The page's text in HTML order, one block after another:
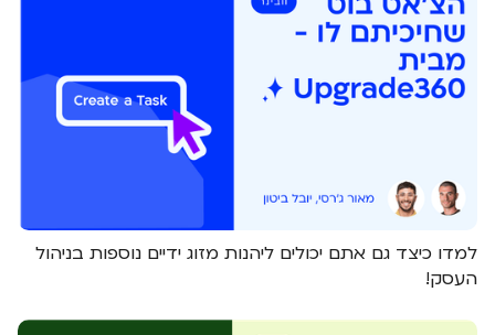
למדו כיצד גם אתם יכולים ליהנות מזוג ידיים נוספות בניהול
העסק!